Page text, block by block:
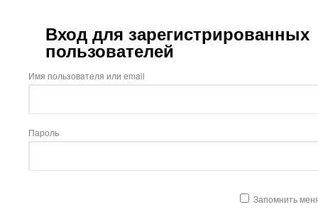
Вход для зарегистрированных
пользователей
Имя пользователя или email
Пароль
Запомнить